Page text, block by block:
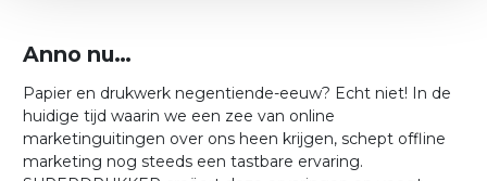
Anno nu…
Papier en drukwerk negentiende-eeuw? Echt niet! In de
huidige tijd waarin we een zee van online
marketinguitingen over ons heen krijgen, schept offline
marketing nog steeds een tastbare ervaring.